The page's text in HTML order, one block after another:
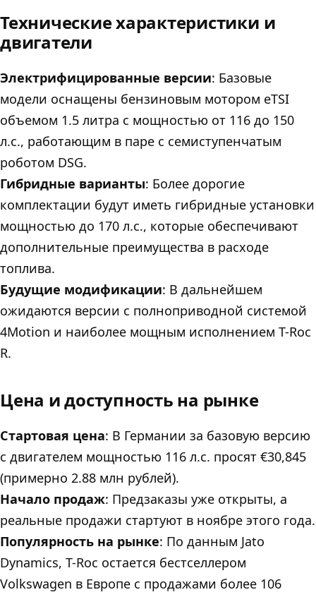
Технические характеристики и
двигатели
Электрифицированные версии: Базовые
модели оснащены бензиновым мотором eTSI
объемом 1.5 литра с мощностью от 116 до 150
л.с., работающим в паре с семиступенчатым
роботом DSG.
Гибридные варианты: Более дорогие
комплектации будут иметь гибридные установки
мощностью до 170 л.с., которые обеспечивают
дополнительные преимущества в расходе
топлива.
Будущие модификации: В дальнейшем
ожидаются версии с полноприводной системой
4Motion и наиболее мощным исполнением T-Roc
R.
Цена и доступность на рынке
Стартовая цена: В Германии за базовую версию
с двигателем мощностью 116 л.с. просят €30,845
(примерно 2.88 млн рублей).
Начало продаж: Предзаказы уже открыты, а
реальные продажи стартуют в ноябре этого года.
Популярность на рынке: По данным Jato
Dynamics, T-Roc остается бестселлером
Volkswagen в Европе с продажами более 106